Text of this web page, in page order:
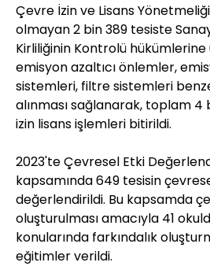
Çevre İzin ve Lisans
olmayan 2 bin 389 tesiste
Kirliliğinin Kontrolü
emisyon azaltıcı önlemler,
sistemleri, filtre sistemleri
alınması sağlanarak, toplam
izin lisans işlemleri bitirildi.
2023'te Çevresel Etki
kapsamında 649 tesisin
değerlendirildi. Bu kapsamda
oluşturulması amacıyla 41
konularında farkındalık
eğitimler verildi.